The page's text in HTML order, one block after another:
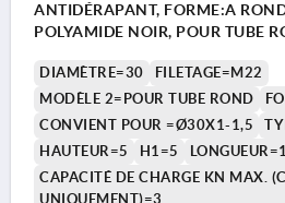
ANTIDÉRAPANT, FORME:A
POLYAMIDE NOIR, POUR TUBE
DIAMÈTRE=30
FILETAGE=M22
MODÈLE 2=POUR TUBE ROND
CONVIENT POUR =Ø30X1-1,5
HAUTEUR=5
H1=5
CAPACITÉ DE CHARGE KN MAX.
UNIQUEMENT)=3